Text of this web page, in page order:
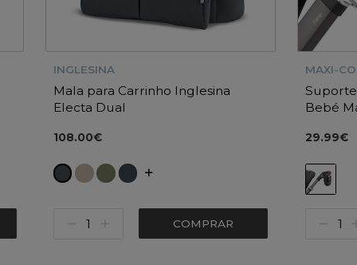
INGLESINA
Mala para Carrinho Inglesina
Electa Dual
108.00€
COMPRAR
MAXI-
Bebé
29.99€